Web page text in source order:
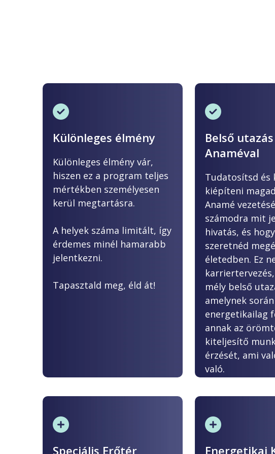
Különleges élmény
Különleges élmény vár,
hiszen ez a program teljes
mértékben személyesen
kerül megtartásra.
A helyek száma limitált, így
érdemes minél hamarabb
jelentkezni.
Tapasztald meg, éld át!
Belső utazás
Anaméval
Tudatosítsd és
kiépíteni
Anamé
számodra mit
hivatás, és
szeretnéd
életedben. Ez
mély belső
amelynek során
energetikailag
annak az
kiteljesítő
érzését, ami
való.
Speciális Erőtér Energetikai